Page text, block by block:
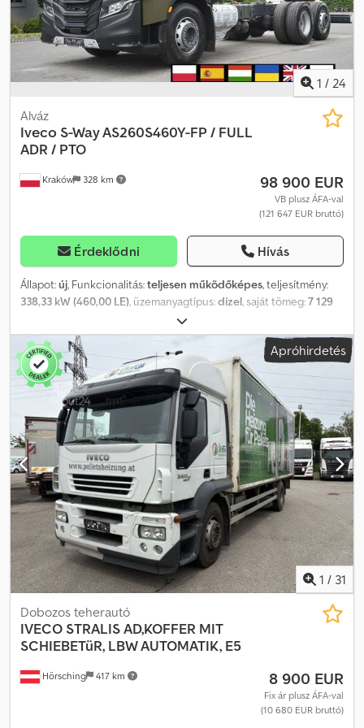
keret hossza 745 cm A hálófülke 2 ágyas Automata sebességváltó
Automata klíma Webasto Fedélzeti számítógép Differenciálzár
Tachográf Tempomat Hűtőszekrény Új jármű, Iveco
bemutatóteremben vásárolt Futás nélkül, teljes dokumentációval
1 / 24
Kraków 328 km
Alváz
Iveco S-Way AS260S460Y-FP / FULL
ADR / PTO
98 900 EUR
VB plusz ÁFA-val
(121 647 EUR bruttó)
Érdeklődni Hívás
Állapot:új, Funkcionalitás:teljesen működőképes, teljesítmény:
338,33 kW (460,00 LE), üzemanyagtípus:dízel, saját tömeg:7 129
19 871 kg
tengelyelrendezés:6x2, szín:szürke, vezetőfülke:alvófülke,
hajtástípus:automata , kibocsátási osztály: Euro 6e , felfüggesztés:
levegő, Gyártási év:2026, Felszereltség: AdBlue, Tachográf,
fedélzeti számítógép, légkondicionálás, navigációs rendszer,
tempomat, ÚJ Iveco S-Way AS260S460Y-FP / ADR / nullás
futásteljesítmény / TLT / Alváz 2026-os év Nincs futásteljesítmény
ADR FL / AT / EX/II, EX/III Műszaki adatok Össztömeg 27000 kg Súlya
7129 kg Terhelhetősége 19 871 kg Teljesítmény 460 LE A motor
űrtartalma 12882 cc 6×2 Tengelytáv 450 cm Teljes légrugózás
Euro 6E Adblue Trailer kimenetek Csdpfozrl Rijx Amgjha 3. emelő
tengely TLT Nincs felépítmény Alváz hossza 695 cm Hálófülke
Automata sebességváltó Légkondicionáló Navigáció Fedélzeti
számítógép Tachográf Tempomat Rádió Hűtőszekrény
Napfénytető Új, nem használt autó, Iveco szalonban vásárolt Futás
nélkül, hibátlan állapotú, teljes dokumentációval
Apróhirdetés
1 / 31
Hörsching 417 km
Dobozos teherautó
IVECO STRALIS AD,KOFFER MIT
SCHIEBETüR, LBW AUTOMATIK, E5
8 900 EUR
Fix ár plusz ÁFA-val
(10 680 EUR bruttó)